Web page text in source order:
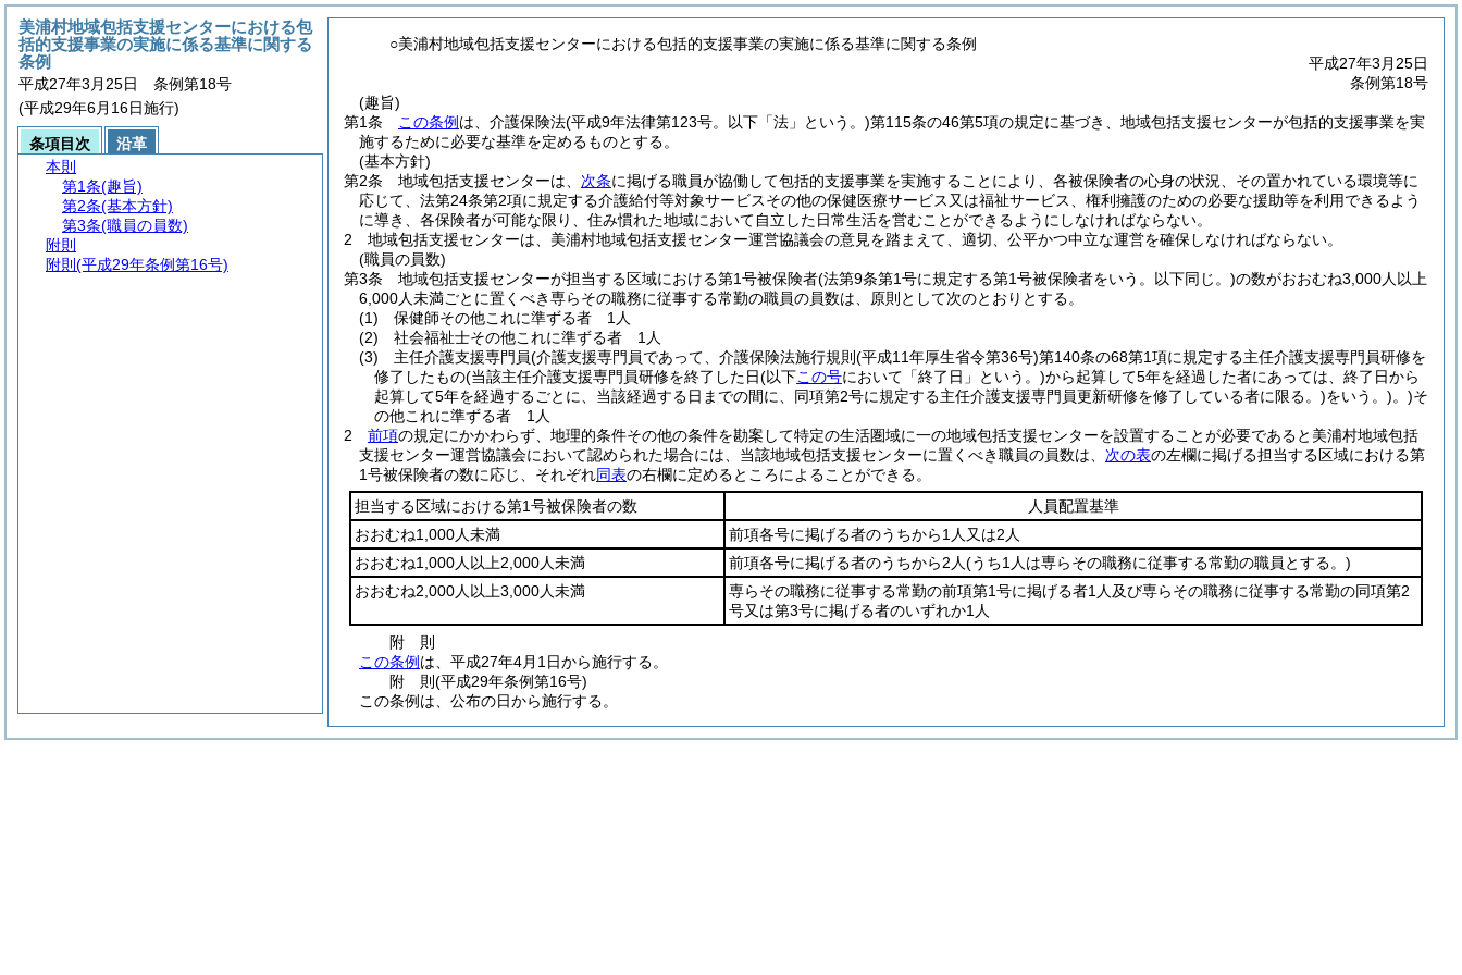
○美浦村地域包括支援センターにおける包括的支援事業の実施に係る基準に関する条例
平成27年3月25日
条例第18号
(趣旨)
第1条
この条例 は、介護保険法(平成9年法律第123号。以下「法」という。)第115条の46第5項の規定に基づき、地域包括支援センターが包括的支援事業を実
施するために必要な基準を定めるものとする。
(基本方針)
第2条
地域包括支援センターは、 次条に掲げる職員が協働して包括的支援事業を実施することにより、各被保険者の心身の状況、その置かれている環境等に
応じて、法第24条第2項に規定する介護給付等対象サービスその他の保健医療サービス又は福祉サービス、権利擁護のための必要な援助等を利用できるよう
に導き、各保険者が可能な限り、住み慣れた地域において自立した日常生活を営むことができるようにしなければならない。
2
地域包括支援センターは、美浦村地域包括支援センター運営協議会の意見を踏まえて、適切、公平かつ中立な運営を確保しなければならない。
(職員の員数)
第3条
地域包括支援センターが担当する区域における第1号被保険者(法第9条第1号に規定する第1号被保険者をいう。以下同じ。)の数がおおむね3,000人以上
6,000人未満ごとに置くべき専らその職務に従事する常勤の職員の員数は、原則として次のとおりとする。
(1)
保健師その他これに準ずる者 1人
(2)
社会福祉士その他これに準ずる者 1人
(3)
主任介護支援専門員(介護支援専門員であって、介護保険法施行規則 (平成11年厚生省令第36号)第140条の68第1項に規定する主任介護支援専門員研修を
修了したもの(当該主任介護支援専門員研修を終了した日(以下この号において「終了日」という。)から起算して5年を経過した者にあっては、終了日から
起算して5年を経過するごとに、当該経過する日までの間に、同項第2号に規定する主任介護支援専門員更新研修を修了している者に限る。)をいう。)。)そ
の他これに準ずる者 1人
2
前項の規定にかかわらず、地理的条件その他の条件を勘案して特定の生活圏域に一の地域包括支援センターを設置することが必要であると美浦村地域包括
支援センター運営協議会において認められた場合には、当該地域包括支援センターに置くべき職員の員数は、 次の表の左欄に掲げる担当する区域における第
1号被保険者の数に応じ、それぞれ同表の右欄に定めるところによることができる。
担当する区域における第1号被保険者の数
人員配置基準
おおむね1,000人未満
前項各号に掲げる者のうちから1人又は2人
おおむね1,000人以上2,000人未満
前項各号に掲げる者のうちから2人(うち1人は専らその職務に従事する常勤の職員とする。)
おおむね2,000人以上3,000人未満
専らその職務に従事する常勤の前項第1号に掲げる者1人及び専らその職務に従事する常勤の同項第2
号又は第3号に掲げる者のいずれか1人
附 則
この条例 は、平成27年4月1日から施行する。
附 則(平成29年条例第16号)
この条例は、公布の日から施行する。
美浦村地域包括支援センターにおける包
括的支援事業の実施に係る基準に関する
条例
平成27年3月25日 条例第18号
(平成29年6月16日施行)
条項目次
沿革
本則
第1条(趣旨)
第2条(基本方針)
第3条(職員の員数)
附則
附則 (平成29年条例第16号)